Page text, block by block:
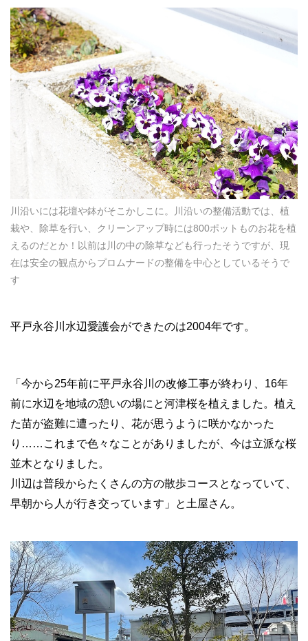
川沿いには花壇や鉢がそこかしこに。川沿いの整備活動では、植
栽や、除草を行い、クリーンアップ時には800ポットものお花を植
えるのだとか！以前は川の中の除草なども行ったそうですが、現
在は安全の観点からプロムナードの整備を中心としているそうで
す
平戸永谷川水辺愛護会ができたのは2004年です。
「今から25年前に平戸永谷川の改修工事が終わり、16年
前に水辺を地域の憩いの場にと河津桜を植えました。植え
た苗が盗難に遭ったり、花が思うように咲かなかった
り……これまで色々なことがありましたが、今は立派な桜
並木となりました。
川辺は普段からたくさんの方の散歩コースとなっていて、
早朝から人が行き交っています」と土屋さん。